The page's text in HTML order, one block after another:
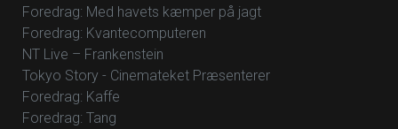
Foredrag: Med havets kæmper på jagt
Foredrag: Kvantecomputeren
NT Live – Frankenstein
Tokyo Story - Cinemateket Præsenterer
Foredrag: Kaffe
Foredrag: Tang